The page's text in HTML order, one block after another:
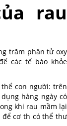
rau
trăm phân tử oxy
các tế bào khỏe
con người: trên
hàng ngày có
khi rau mầm lại
để cơ th có thể thư